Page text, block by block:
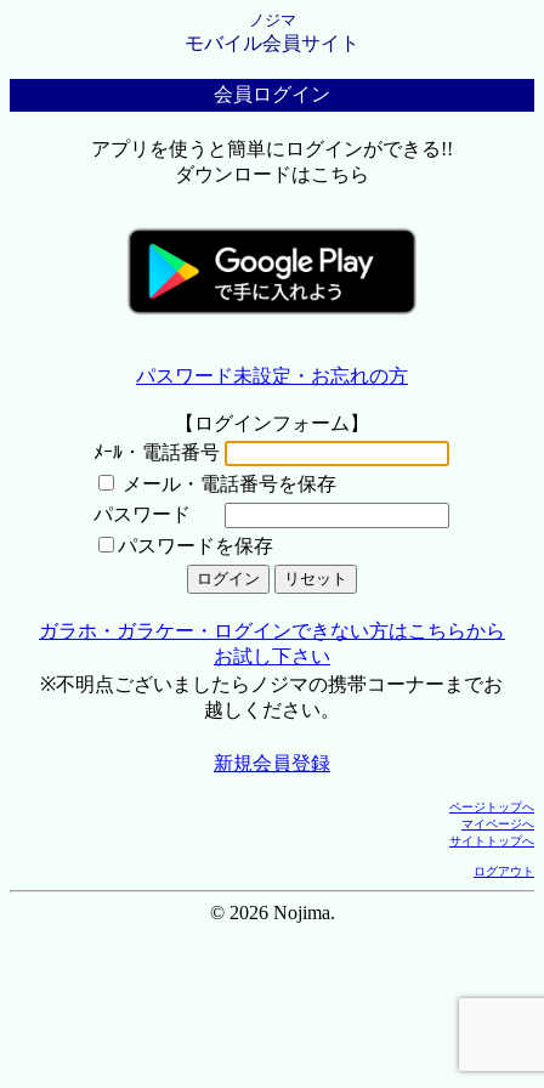
ノジマ
モバイル会員サイト
会員ログイン
アプリを使うと簡単にログインができる!!
ダウンロードはこちら
パスワード未設定・お忘れの方
【ログインフォーム】
ﾒｰﾙ・電話番号
メール・電話番号を保存
パスワード
パスワードを保存
ガラホ・ガラケー・ログインできない方はこちらから
お試し下さい
※不明点ございましたらノジマの携帯コーナーまでお
越しください。
新規会員登録
ページトップへ
マイページへ
サイトトップへ
ログアウト
© 2026 Nojima.